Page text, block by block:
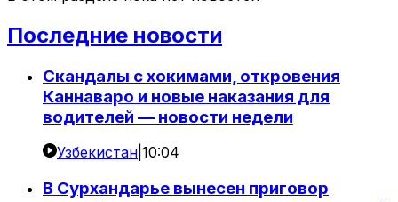
Последние новости
Скандалы с хокимами, откровения
Каннаваро и новые наказания для
водителей — новости недели
Узбекистан 10:04
В Сурхандарье вынесен приговор